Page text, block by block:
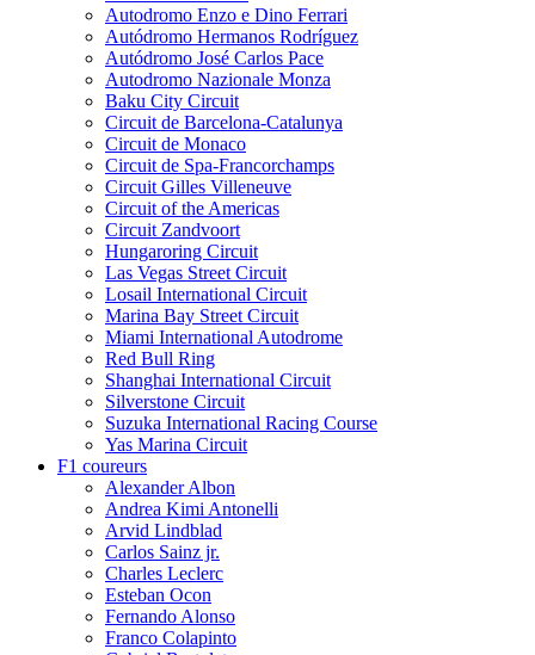
Autodromo Enzo e Dino Ferrari
Autódromo Hermanos Rodríguez
Autódromo José Carlos Pace
Autodromo Nazionale Monza
Baku City Circuit
Circuit de Barcelona-Catalunya
Circuit de Monaco
Circuit de Spa-Francorchamps
Circuit Gilles Villeneuve
Circuit of the Americas
Circuit Zandvoort
Hungaroring Circuit
Las Vegas Street Circuit
Losail International Circuit
Marina Bay Street Circuit
Miami International Autodrome
Red Bull Ring
Shanghai International Circuit
Silverstone Circuit
Suzuka International Racing Course
Yas Marina Circuit
F1 coureurs
Alexander Albon
Andrea Kimi Antonelli
Arvid Lindblad
Carlos Sainz jr.
Charles Leclerc
Esteban Ocon
Fernando Alonso
Franco Colapinto